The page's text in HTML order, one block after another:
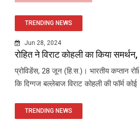
TRENDING NEWS
Jun 28, 2024
रोहित ने विराट कोहली का किया
प्रोविडेंस, 28 जून (हि.स.)। भारतीय कप्तान
कि दिग्गज बल्लेबाज विराट कोहली की फॉर्म
TRENDING NEWS